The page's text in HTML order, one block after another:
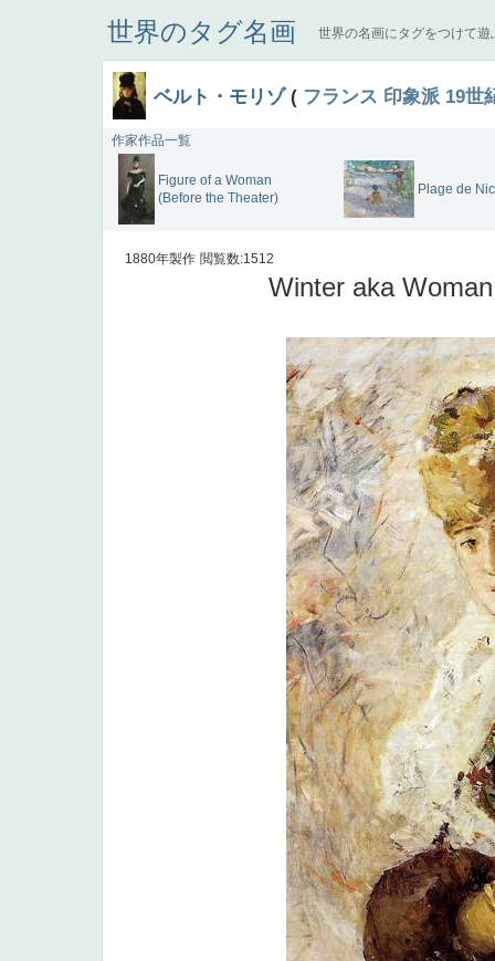
世界のタグ名画 世界の名画にタグをつけて遊
ベルト・モリゾ( フランス 印象派 19世
作家作品一覧
Figure of a Woman
(Before the Theater)
Plage de
1880年製作 閲覧数:1512
Winter aka